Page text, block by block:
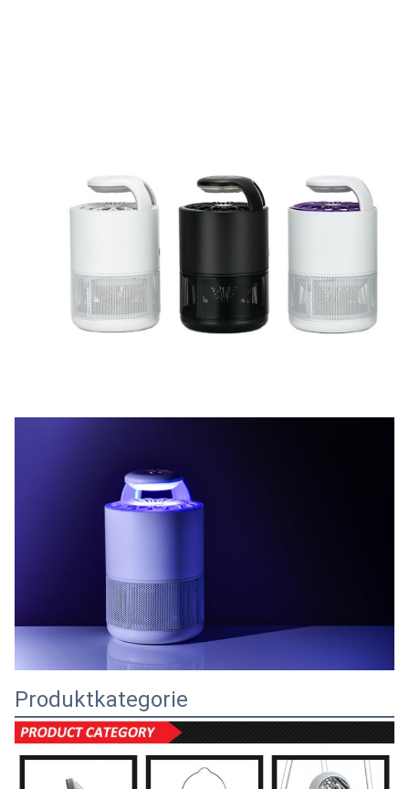
Produktkategorie